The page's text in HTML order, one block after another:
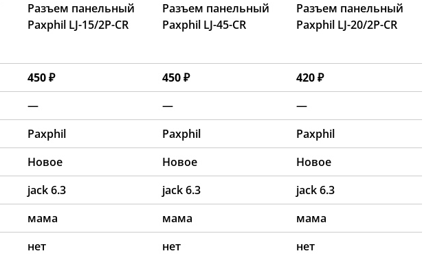
Разъем панельный
Paxphil LJ-15/2P-CR
Разъем панельный
Paxphil LJ-45-CR
Разъем панельный
Paxphil LJ-20/2P-CR
450 ₽ 450 ₽
420 ₽
— —
—
Paxphil Paxphil
Paxphil
Новое Новое
Новое
jack 6.3 jack 6.3
jack 6.3
мама мама
мама
нет нет нет